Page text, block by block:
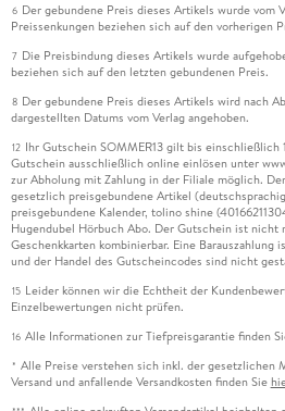
6 Der gebundene Preis dieses Artikels wurde vom
Preissenkungen beziehen sich auf den vorherigen
7 Die Preisbindung dieses Artikels wurde
beziehen sich auf den letzten gebundenen Preis.
8 Der gebundene Preis dieses Artikels wird nach
dargestellten Datums vom Verlag angehoben.
12 Ihr Gutschein SOMMER13 gilt bis einschließlich
Gutschein ausschließlich online einlösen unter
zur Abholung mit Zahlung in der Filiale möglich.
gesetzlich preisgebundene Artikel
preisgebundene Kalender, tolino shine
Hugendubel Hörbuch Abo. Der Gutschein ist nicht
Geschenkkarten kombinierbar. Eine
und der Handel des Gutscheincodes sind nicht
15 Leider können wir die Echtheit der
Einzelbewertungen nicht prüfen.
16 Alle Informationen zur Tiefpreisgarantie finden
* Alle Preise verstehen sich inkl. der gesetzlichen
Versand und anfallende Versandkosten finden Sie